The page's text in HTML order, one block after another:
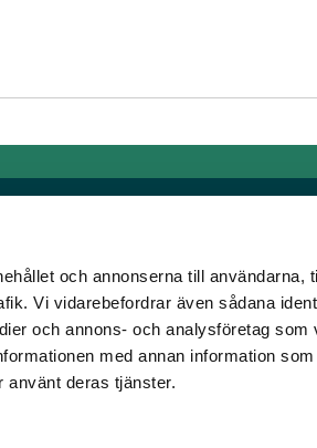
och annonserna till användarna,
Vi vidarebefordrar även sådana
och annons- och analysföretag som
med annan information
använt deras tjänster.
Länkar
Allmänna auktionsvillkor
Mobilvy